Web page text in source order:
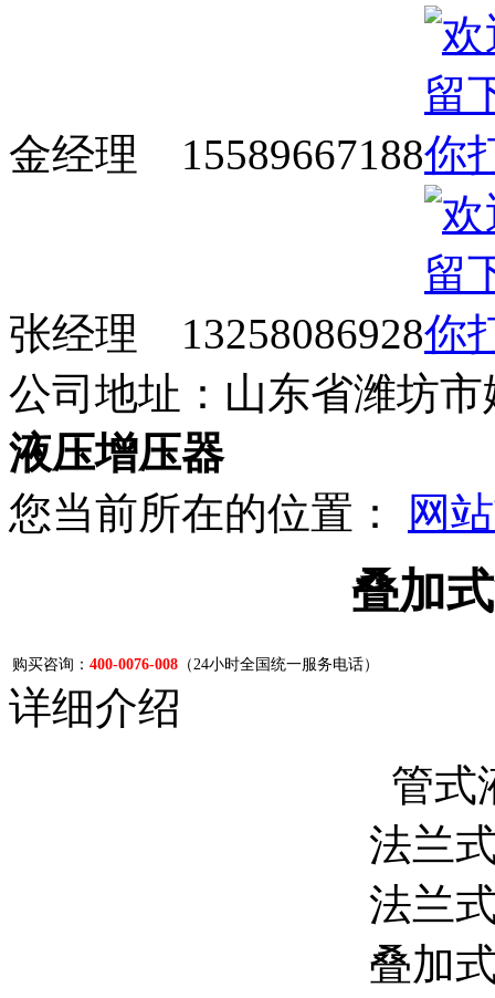
金经理 15589667188
张经理 13258086928
公司地址：山东省潍坊
液压增压器
您当前所在的位置：
网
叠加
购买咨询： 400-0076-008 （24小时全国统一服务电话）
详细介绍
管式
法兰
法兰
叠加